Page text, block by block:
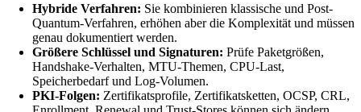
Hybride Verfahren: Sie kombinieren klassische und Post-
Quantum-Verfahren, erhöhen aber die Komplexität und müssen
genau dokumentiert werden.
Größere Schlüssel und Signaturen: Prüfe Paketgrößen,
Handshake-Verhalten, MTU-Themen, CPU-Last,
Speicherbedarf und Log-Volumen.
PKI-Folgen: Zertifikatsprofile, Zertifikatsketten, OCSP, CRL,